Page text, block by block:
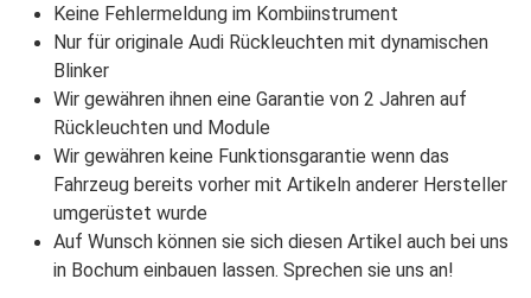
Keine Fehlermeldung im Kombiinstrument
Nur für originale Audi Rückleuchten mit dynamischen
Blinker
Wir gewähren ihnen eine Garantie von 2 Jahren auf
Rückleuchten und Module
Wir gewähren keine Funktionsgarantie wenn das
Fahrzeug bereits vorher mit Artikeln anderer Hersteller
umgerüstet wurde
Auf Wunsch können sie sich diesen Artikel auch bei uns
in Bochum einbauen lassen. Sprechen sie uns an!